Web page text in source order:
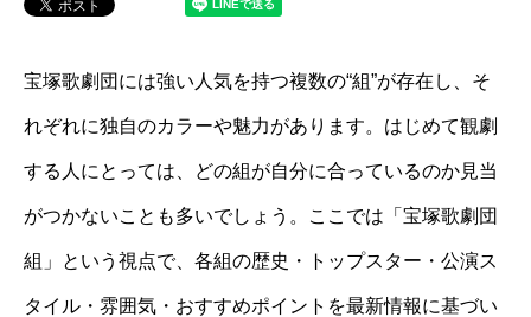
宝塚歌劇団には強い人気を持つ複数の“組”が存在し、そ
れぞれに独自のカラーや魅力があります。はじめて観劇
する人にとっては、どの組が自分に合っているのか見当
がつかないことも多いでしょう。ここでは「宝塚歌劇団
組」という視点で、各組の歴史・トップスター・公演ス
タイル・雰囲気・おすすめポイントを最新情報に基づい